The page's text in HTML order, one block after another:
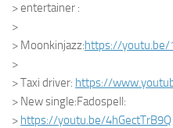
> entertainer :
>
> Moonkinjazz:https://youtu.be/
>
> Taxi driver: https://
> New single:Fadospell:
> https://youtu.be/4hGectTrB9Q